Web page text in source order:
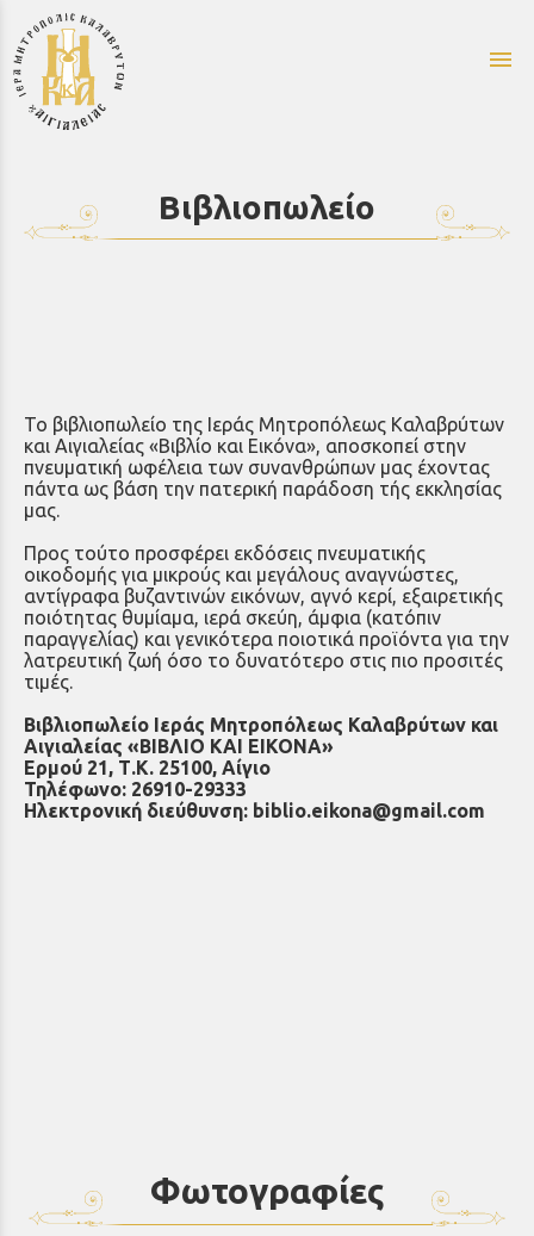
menu
Βιβλιοπωλείο
Το βιβλιοπωλείο της Ιεράς Μητροπόλεως Καλαβρύτων
και Αιγιαλείας «Βιβλίο και Εικόνα», αποσκοπεί στην
πνευματική ωφέλεια των συνανθρώπων μας έχοντας
πάντα ως βάση την πατερική παράδοση τής εκκλησίας
μας.
Προς τούτο προσφέρει εκδόσεις πνευματικής
οικοδομής για μικρούς και μεγάλους αναγνώστες,
αντίγραφα βυζαντινών εικόνων, αγνό κερί, εξαιρετικής
ποιότητας θυμίαμα, ιερά σκεύη, άμφια (κατόπιν
παραγγελίας) και γενικότερα ποιοτικά προϊόντα για την
λατρευτική ζωή όσο το δυνατότερο στις πιο προσιτές
τιμές.
Βιβλιοπωλείο Ιεράς Μητροπόλεως Καλαβρύτων και
Αιγιαλείας «ΒΙΒΛΙΟ ΚΑΙ ΕΙΚΟΝΑ»
Ερμού 21, Τ.Κ. 25100, Αίγιο
Τηλέφωνο: 26910-29333
Ηλεκτρονική διεύθυνση: biblio.eikona@gmail.com
Φωτογραφίες